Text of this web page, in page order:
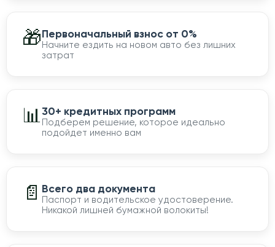
🎁Первоначальный взнос от 0%
Начните ездить на новом авто без лишних
затрат
📊30+ кредитных программ
Подберем решение, которое идеально
подойдет именно вам
📄 Всего два документа
Паспорт и водительское удостоверение.
Никакой лишней бумажной волокиты!